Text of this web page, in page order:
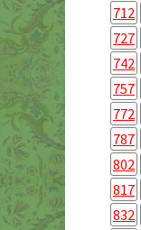
712
727
742
757
772
787
802
817
832